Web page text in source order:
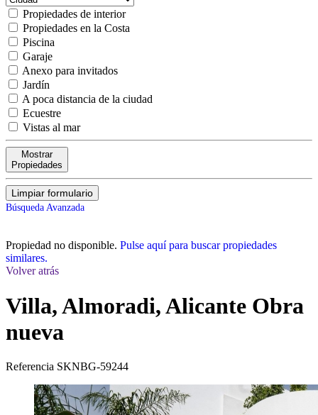
Propiedades de interior
Propiedades en la Costa
Piscina
Garaje
Anexo para invitados
Jardín
A poca distancia de la ciudad
Ecuestre
Vistas al mar
Mostrar
Propiedades
Limpiar formulario
Búsqueda Avanzada
Propiedad no disponible. Pulse aquí para buscar propiedades
similares.
Volver atrás
Villa, Almoradi, Alicante Obra
nueva
Referencia SKNBG-59244